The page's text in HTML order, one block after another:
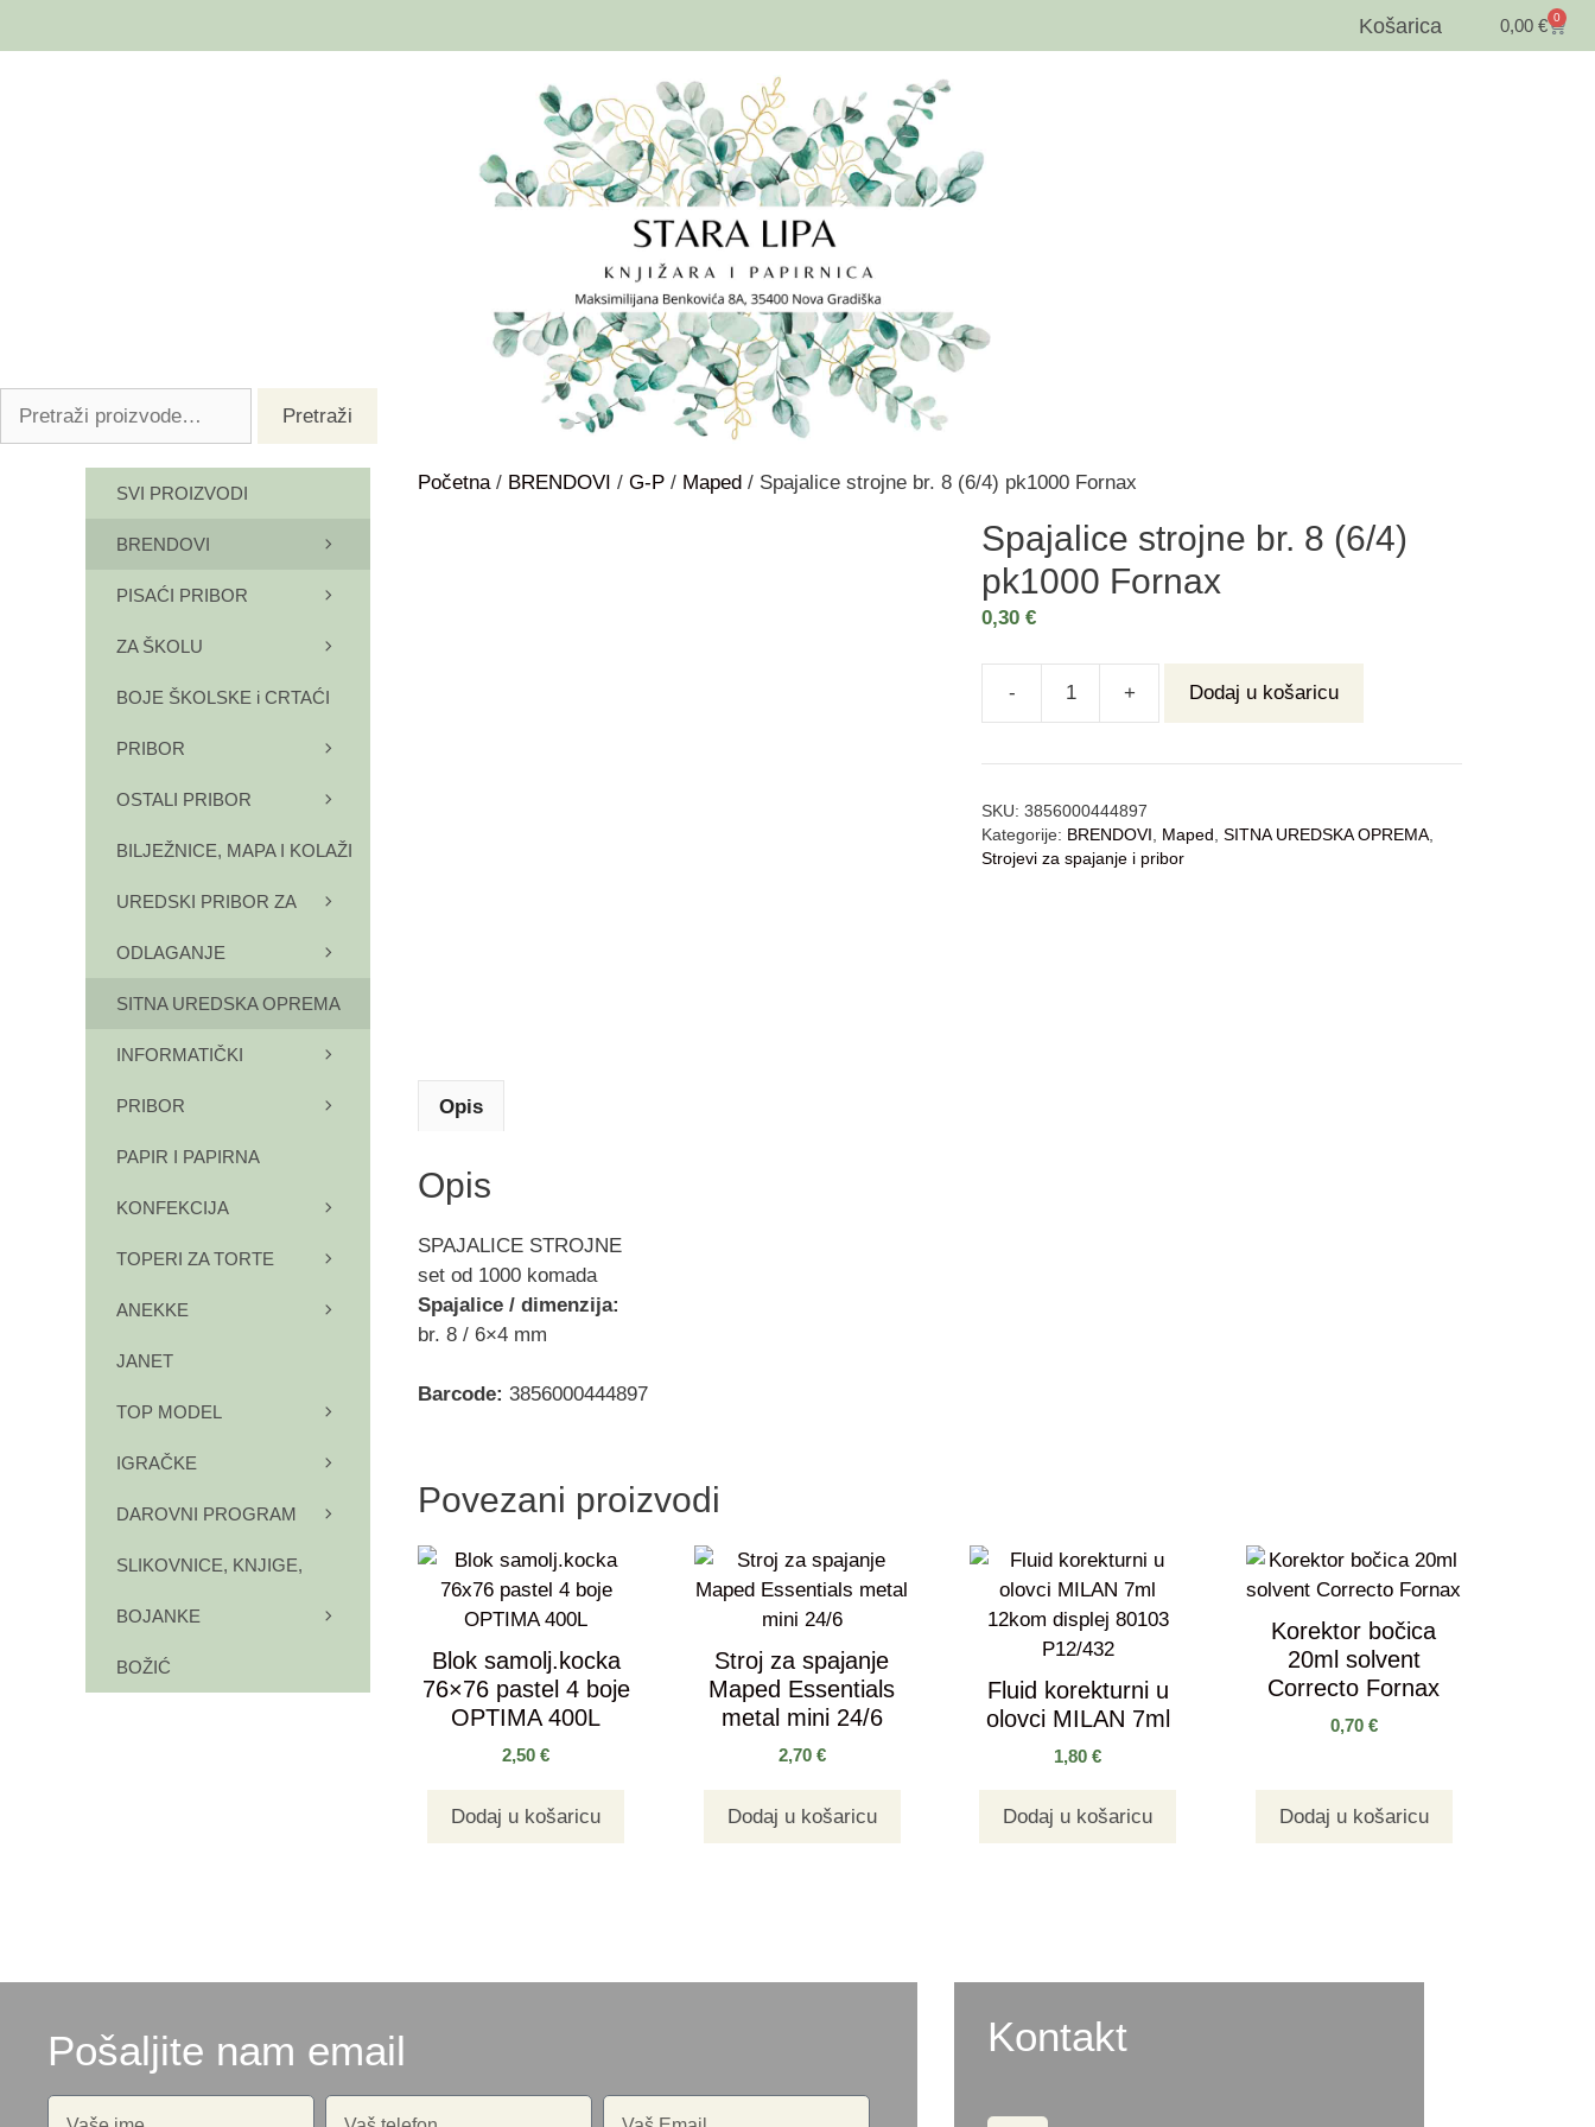
Košarica 0,00€ 0
Pretraži
Početna/ BRENDOVI / G-P / Maped / Spajalice strojne br. 8 (6/4) pk1000 Fornax
Spajalice strojne br. 8 (6/4)
pk1000 Fornax
0,30€
- + Dodaj u košaricu
SKU:3856000444897
Kategorije: BRENDOVI Maped ,SITNA UREDSKA OPREMA
Strojevi za spajanje i pribor
Opis
Opis
SPAJALICE STROJNE
set od 1000 komada
Spajalice / dimenzija:
br. 8 / 6×4 mm
Barcode: 3856000444897
Povezani proizvodi
Blok samolj.kocka
76×76 pastel 4 boje
OPTIMA 400L
2,50€
Dodaj u košaricu
Stroj za spajanje
Maped Essentials
metal mini 24/6
2,70 €
Dodaj u košaricu
Fluid korekturni u
olovci MILAN 7ml
1,80€
Dodaj u košaricu
Korektor bočica
20ml solvent
Correcto Fornax
0,70 €
Dodaj u košaricu
SVI PROIZVODI
BRENDOVI
PISAĆI PRIBOR
ZA ŠKOLU
BOJE ŠKOLSKE i CRTAĆI
PRIBOR
OSTALI PRIBOR
BILJEŽNICE, MAPA I KOLAŽI
UREDSKI PRIBOR ZA
ODLAGANJE
SITNA UREDSKA OPREMA
INFORMATIČKI
PRIBOR
PAPIR I PAPIRNA
KONFEKCIJA
TOPERI ZA TORTE
ANEKKE
JANET
TOP MODEL
IGRAČKE
DAROVNI PROGRAM
SLIKOVNICE, KNJIGE,
BOJANKE
BOŽIĆ
Pošaljite nam email Kontakt